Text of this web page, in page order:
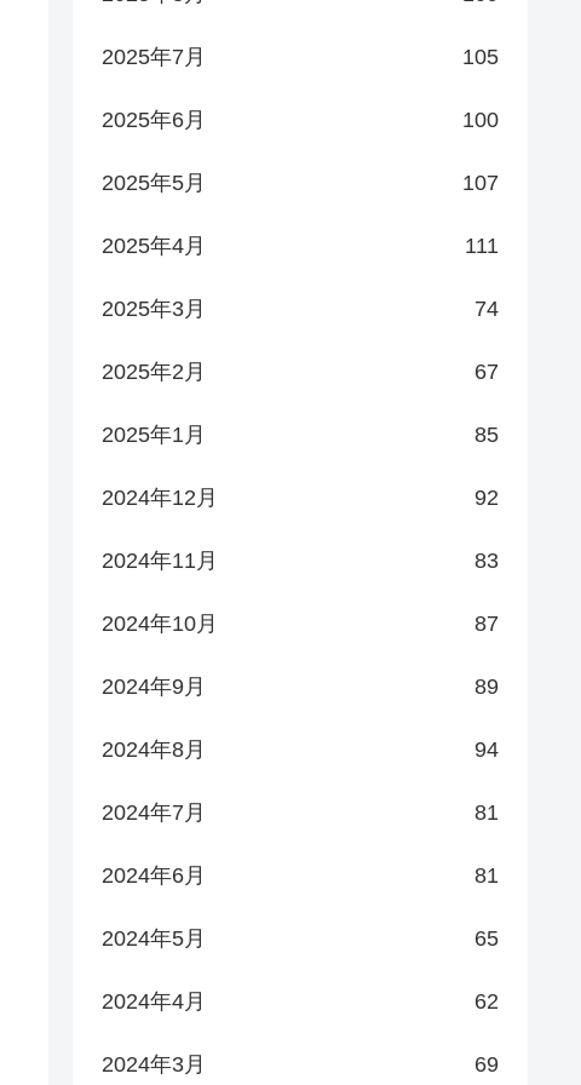
2025年7月 105
2025年6月 100
2025年5月 107
2025年4月 111
2025年3月 74
2025年2月 67
2025年1月 85
2024年12月 92
2024年11月 83
2024年10月 87
2024年9月 89
2024年8月 94
2024年7月 81
2024年6月 81
2024年5月 65
2024年4月 62
2024年3月 69